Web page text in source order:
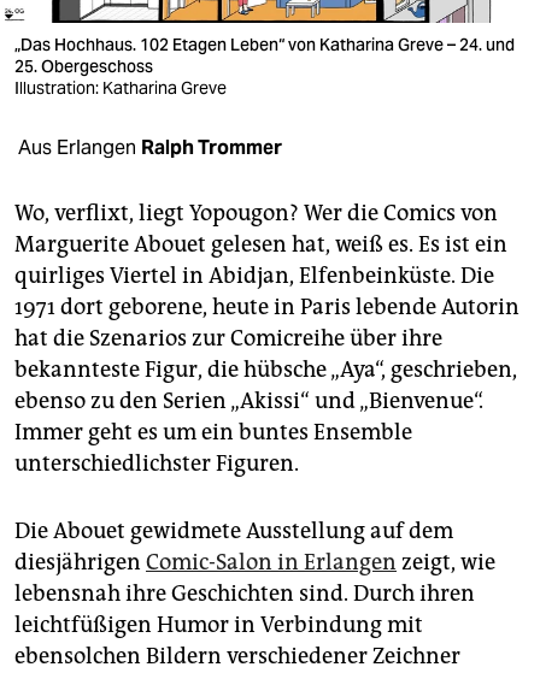
verlag
veranstaltungen
fragen & hilfe
unterstützen
abo
genossenschaft
epaper login
„Das Hochhaus. 102 Etagen Leben“ von Katharina Greve – 24. und
25. Obergeschoss
Illustration: Katharina Greve
Aus Erlangen Ralph Trommer
Wo, verflixt, liegt Yopougon? Wer die Comics von
Marguerite Abouet gelesen hat, weiß es. Es ist ein
quirliges Viertel in Abidjan, Elfenbeinküste. Die
1971 dort geborene, heute in Paris lebende Autorin
hat die Szenarios zur Comicreihe über ihre
bekannteste Figur, die hübsche „Aya“, geschrieben,
ebenso zu den Serien „Akissi“ und „Bienvenue“.
Immer geht es um ein buntes Ensemble
unterschiedlichster Figuren.
Die Abouet gewidmete Ausstellung auf dem
diesjährigen Comic-Salon in Erlangen zeigt, wie
lebensnah ihre Geschichten sind. Durch ihren
leichtfüßigen Humor in Verbindung mit
ebensolchen Bildern verschiedener Zeichner